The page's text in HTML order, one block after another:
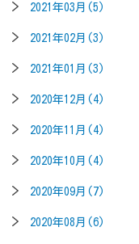
2021年03月(5)
2021年02月(3)
2021年01月(3)
2020年12月(4)
2020年11月(4)
2020年10月(4)
2020年09月(7)
2020年08月(6)